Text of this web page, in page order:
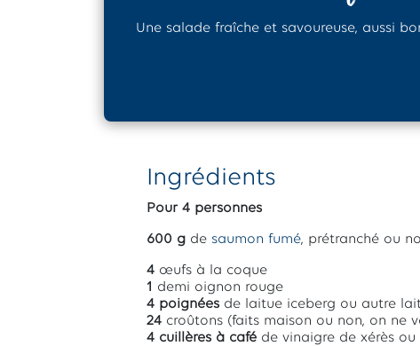
Une salade fraîche et savoureuse, aussi
Ingrédients
Pour 4 personnes
600 g de saumon fumé, prétranché ou
4 œufs à la coque
1 demi oignon rouge
4 poignées de laitue iceberg ou autre
24 croûtons (faits maison ou non, on ne
4 cuillères à café de vinaigre de xérès